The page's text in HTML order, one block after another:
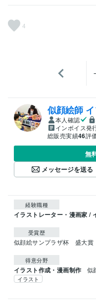
4
似顔絵師 イ
本人確認
インボイス発
総販売実績46評
無
メッセージを送る
経験職種
イラストレーター・漫画家 /
受賞歴
似顔絵サンプラザ杯　盛大賞
得意分野
イラスト作成・漫画制作 似
イラスト